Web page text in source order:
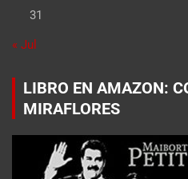
31
« Jul
LIBRO EN AMAZON:
MIRAFLORES